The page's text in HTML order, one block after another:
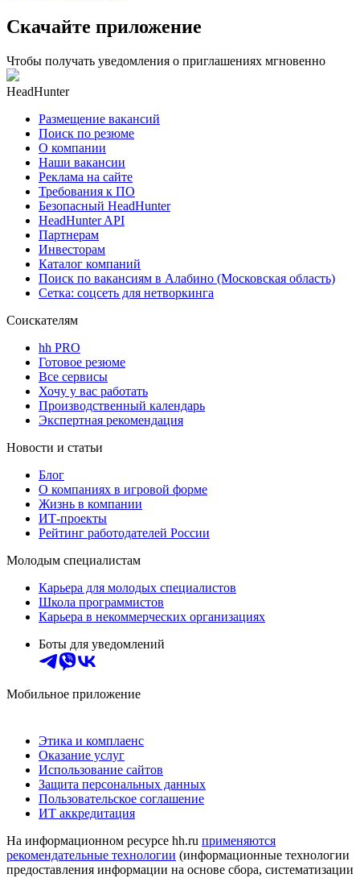
Скачайте приложение
Чтобы получать уведомления о приглашениях мгновенно
HeadHunter
Размещение вакансий
Поиск по резюме
О компании
Наши вакансии
Реклама на сайте
Требования к ПО
Безопасный HeadHunter
HeadHunter API
Партнерам
Инвесторам
Каталог компаний
Поиск по вакансиям в Алабино (Московская область)
Сетка: соцсеть для нетворкинга
Соискателям
hh PRO
Готовое резюме
Все сервисы
Хочу у вас работать
Производственный календарь
Экспертная рекомендация
Новости и статьи
Блог
О компаниях в игровой форме
Жизнь в компании
ИТ-проекты
Рейтинг работодателей России
Молодым специалистам
Карьера для молодых специалистов
Школа программистов
Карьера в некоммерческих организациях
Боты для уведомлений
Мобильное приложение
Этика и комплаенс
Оказание услуг
Использование сайтов
Защита персональных данных
Пользовательское соглашение
ИТ аккредитация
На информационном ресурсе hh.ru применяются
рекомендательные технологии (информационные технологии
предоставления информации на основе сбора, систематизации